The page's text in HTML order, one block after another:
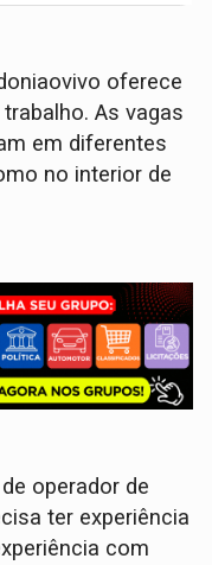
oferece
As vagas
em diferentes
no interior de
operador de
ter experiência
com